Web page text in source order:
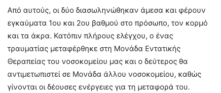
Από αυτούς, οι δύο διασωληνώθηκαν άμεσα και φέρουν
εγκαύματα 1ου και 2ου βαθμού στο πρόσωπο, τον κορμό
και τα άκρα. Κατόπιν πλήρους ελέγχου, ο ένας
τραυματίας μεταφέρθηκε στη Μονάδα Εντατικής
Θεραπείας του νοσοκομείου μας και ο δεύτερος θα
αντιμετωπιστεί σε Μονάδα άλλου νοσοκομείου, καθώς
γίνονται οι δέουσες ενέργειες για τη μεταφορά του.